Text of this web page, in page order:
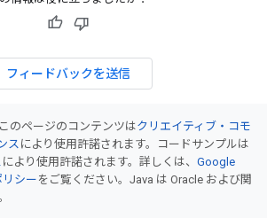
フィードバックを送信
のページのコンテンツはクリエイティブ・コモ
ス により使用許諾されます。コードサンプルは
により使用許諾されます。詳しくは、 Google
シー をご覧ください。Java は Oracle および関